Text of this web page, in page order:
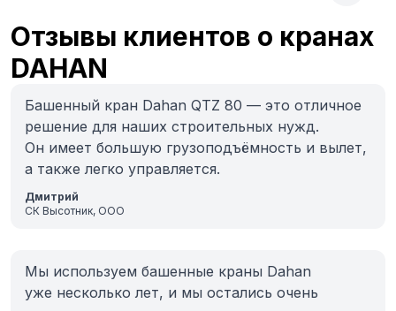
Отзывы клиентов о кранах
DAHAN
Башенный кран Dahan QTZ 80 — это отличное
решение для наших строительных нужд.
Он имеет большую грузоподъёмность и вылет,
а также легко управляется.
Дмитрий
СК Высотник, ООО
Мы используем башенные краны Dahan
уже несколько лет, и мы остались очень